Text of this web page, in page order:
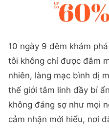
10 ngày 9 đêm khám
tôi không chỉ được đắm
nhiên, làng mạc bình dị
thế giới tâm linh đầy bí
không đáng sợ như mọi
cảm nhận mới hiểu, nơi